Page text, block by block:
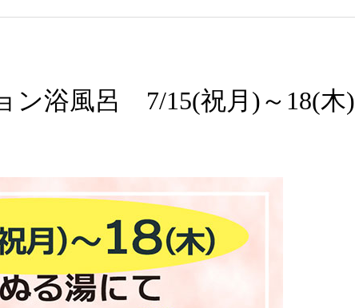
ン浴風呂 7/15(祝月)～18(木)